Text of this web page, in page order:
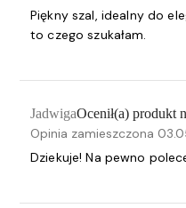
Piękny szal, idealny do
to czego szukałam.
JadwigaOcenił(a) produkt
Opinia zamieszczona
Dziekuje! Na pewno